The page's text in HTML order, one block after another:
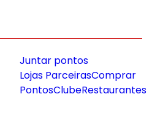
Juntar pontos
Lojas ParceirasComprar
PontosClubeRestaurantes